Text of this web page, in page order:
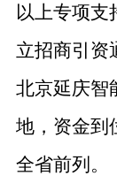
以上专项支
立招商引资
北京延庆智
地，资金到
全省前列。